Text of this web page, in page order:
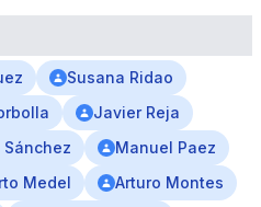
Susana Ridao
Javier Reja
Sánchez
Manuel Paez
Medel
Arturo Montes